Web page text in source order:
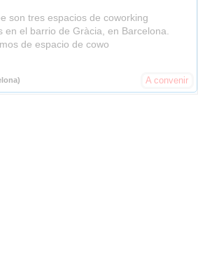
son tres espacios de coworking
en el barrio de Gràcia, en Barcelona.
de espacio de cowo
A convenir